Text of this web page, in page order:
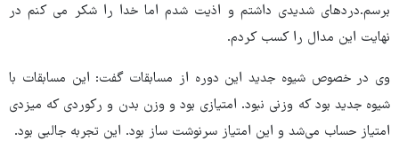
برسم.دردهای شدیدی داشتم و اذیت شدم اما خدا را شکر می کنم در
نهایت این مدال را کسب کردم.
وی در خصوص شیوه جدید این دوره از مسابقات گفت: این مسابقات با
شیوه جدید بود که وزنی نبود. امتیازی بود و وزن بدن و رکوردی که میزدی
امتیاز حساب می‌شد و این امتیاز سرنوشت ساز بود. این تجربه جالبی بود.